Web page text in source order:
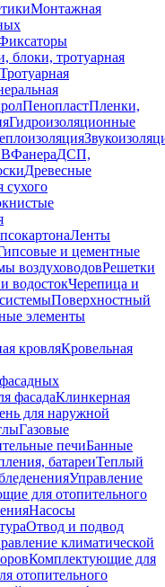
Монтажная
блоки, тротуарная
Тротуарная
ПенопластПленки,
Гидроизоляционные
ФанераДСП,
Древесные
сухого
Ленты
и цементные
воздуховодовРешетки
водостокЧерепица и
Поверхностный
элементы
кровляКровельная
фасадаКлинкерная
для наружной
Газовые
печиБанные
батареиТеплый
Управление
для отопительного
Насосы
Отвод и подвод
климатической
Комплектующие для
отопительного